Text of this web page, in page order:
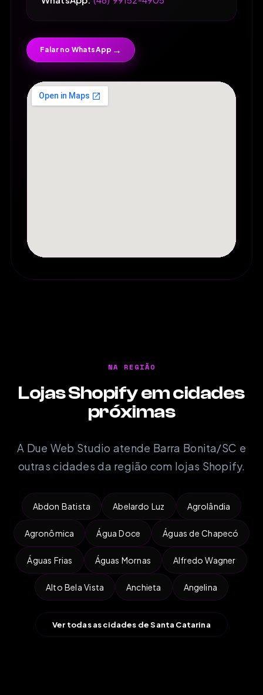
Falar no WhatsApp →
NA REGIÃO
Lojas Shopify em cidades
próximas
A Due Web Studio atende Barra Bonita/SC e
outras cidades da região com lojas Shopify.
Abdon Batista Abelardo Luz Agrolândia
Agronômica Água Doce Águas de Chapecó
Águas Frias Águas Mornas Alfredo Wagner
Alto Bela Vista Anchieta Angelina
Ver todas as cidades de Santa Catarina